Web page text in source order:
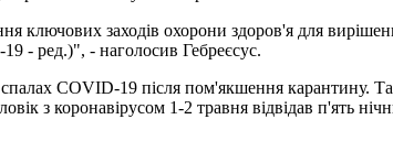
ключових заходів охорони здоров'я для
- ред.)", - наголосив Гебреєсус.
спалах COVID-19 після пом'якшення
з коронавірусом 1-2 травня відвідав п'ять